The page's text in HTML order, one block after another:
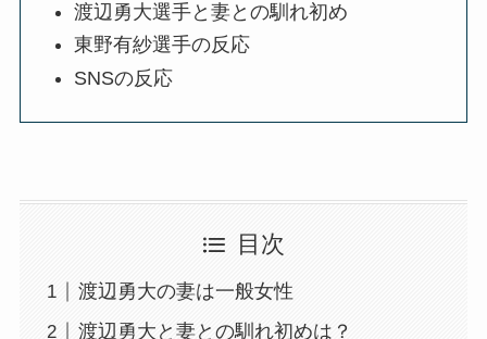
渡辺勇大選手と妻との馴れ初め
東野有紗選手の反応
SNSの反応
目次
渡辺勇大の妻は一般女性
渡辺勇大と妻との馴れ初めは？